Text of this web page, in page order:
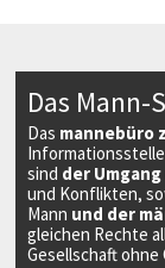
Das
Das mannebüro
sind der
und Konflikten,
Mann und der
gleichen Rechte
Gesellschaft ohne